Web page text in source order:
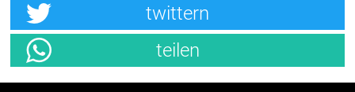
twittern
teilen